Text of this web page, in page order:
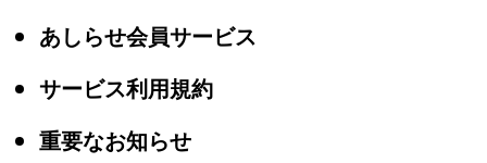
あしらせ会員サービス
サービス利用規約
重要なお知らせ